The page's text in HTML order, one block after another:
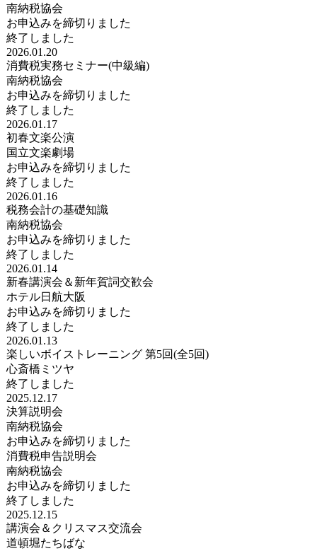
南納税協会
お申込みを締切りました
終了しました
2026.01.20
消費税実務セミナー(中級編)
南納税協会
お申込みを締切りました
終了しました
2026.01.17
初春文楽公演
国立文楽劇場
お申込みを締切りました
終了しました
2026.01.16
税務会計の基礎知識
南納税協会
お申込みを締切りました
終了しました
2026.01.14
新春講演会＆新年賀詞交歓会
ホテル日航大阪
お申込みを締切りました
終了しました
2026.01.13
楽しいボイストレーニング 第5回(全5回)
心斎橋ミツヤ
終了しました
2025.12.17
決算説明会
南納税協会
お申込みを締切りました
消費税申告説明会
南納税協会
お申込みを締切りました
終了しました
2025.12.15
講演会＆クリスマス交流会
道頓堀たちばな